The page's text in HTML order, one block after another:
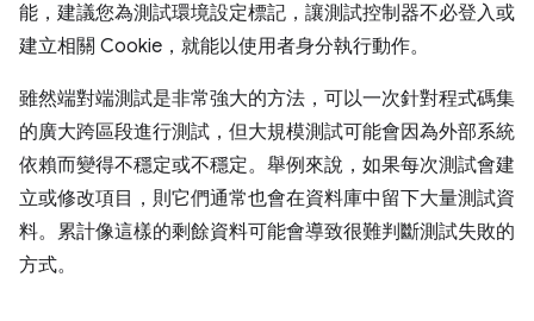
能，建議您為測試環境設定標記，讓測試控制器不必登入或
建立相關 Cookie，就能以使用者身分執行動作。
雖然端對端測試是非常強大的方法，可以一次針對程式碼集
的廣大跨區段進行測試，但大規模測試可能會因為外部系統
依賴而變得不穩定或不穩定。舉例來說，如果每次測試會建
立或修改項目，則它們通常也會在資料庫中留下大量測試資
料。累計像這樣的剩餘資料可能會導致很難判斷測試失敗的
方式。